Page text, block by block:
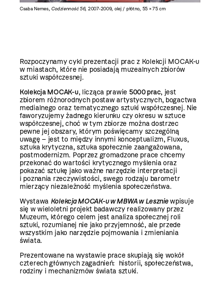
Csaba Nemes, Codzienność 56, 2007-2009, olej / płótno, 55 × 75 cm
Rozpoczynamy cykl prezentacji prac z Kolekcji MOCAK-u
w miastach, które nie posiadają muzealnych zbiorów
sztuki współczesnej.
Kolekcja MOCAK-u, licząca prawie 5000 prac, jest
zbiorem różnorodnych postaw artystycznych, bogactwa
medialnego oraz tematycznego sztuki współczesnej. Nie
faworyzujemy żadnego kierunku czy okresu w sztuce
współczesnej, choć w tym zbiorze można dostrzec
pewne jej obszary, którym poświęcamy szczególną
uwagę – jest to między innymi konceptualizm, Fluxus,
sztuka krytyczna, sztuka społecznie zaangażowana,
postmodernizm. Poprzez gromadzone prace chcemy
przekonać do wartości krytycznego myślenia oraz
pokazać sztukę jako ważne narzędzie interpretacji
i poznania rzeczywistości, swego rodzaju barometr
mierzący niezależność myślenia społeczeństwa.
Wystawa Kolekcja MOCAK-u w MBWA w Lesznie wpisuje
się w wieloletni projekt badawczy realizowany przez
Muzeum, którego celem jest analiza społecznej roli
sztuki, rozumianej nie jako przyjemność, ale przede
wszystkim jako narzędzie pojmowania i zmieniania
świata.
Prezentowane na wystawie prace skupiają się wokół
czterech głównych zagadnień: historii, społeczeństwa,
rodziny i mechanizmów świata sztuki.